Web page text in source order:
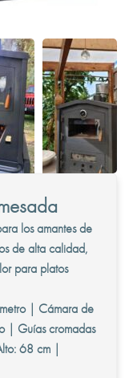
los amantes de
de alta calidad,
para platos
| Cámara de
| Guías cromadas
68 cm |